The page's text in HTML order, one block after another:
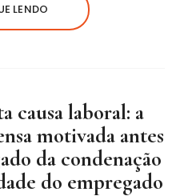
LENDO
causa laboral: a
motivada antes
da condenação
do empregado